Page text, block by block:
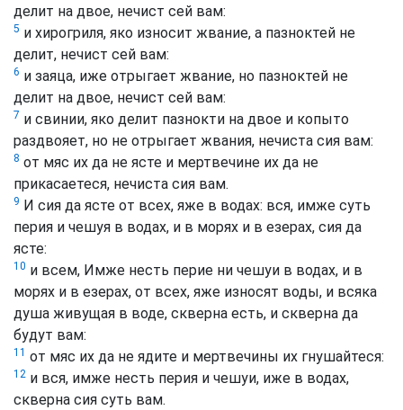
делит на двое, нечист сей вам:
5 и хирогриля, яко износит жвание, а пазноктей не
делит, нечист сей вам:
6 и заяца, иже отрыгает жвание, но пазноктей не
делит на двое, нечист сей вам:
7 и свинии, яко делит пазнокти на двое и копыто
раздвояет, но не отрыгает жвания, нечиста сия вам:
8 от мяс их да не ясте и мертвечине их да не
прикасаетеся, нечиста сия вам.
9 И сия да ясте от всех, яже в водах: вся, имже суть
перия и чешуя в водах, и в морях и в езерах, сия да
ясте:
10 и всем, Имже несть перие ни чешуи в водах, и в
морях и в езерах, от всех, яже износят воды, и всяка
душа живущая в воде, скверна есть, и скверна да
будут вам:
11 от мяс их да не ядите и мертвечины их гнушайтеся:
12 и вся, имже несть перия и чешуи, иже в водах,
скверна сия суть вам.